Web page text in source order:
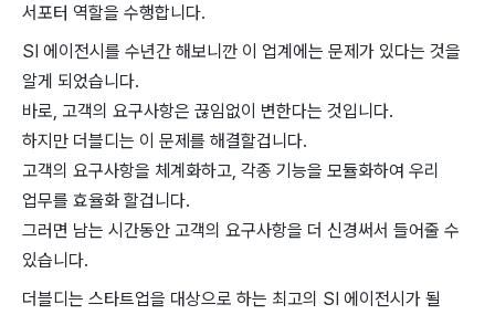
서포터 역할을 수행합니다.
SI 에이전시를 수년간 해보니깐 이 업계에는 문제가 있다는 것을
알게 되었습니다.
바로, 고객의 요구사항은 끊임없이 변한다는 것입니다.
하지만 더블디는 이 문제를 해결할겁니다.
고객의 요구사항을 체계화하고, 각종 기능을 모듈화하여 우리
업무를 효율화 할겁니다.
그러면 남는 시간동안 고객의 요구사항을 더 신경써서 들어줄 수
있습니다.
더블디는 스타트업을 대상으로 하는 최고의 SI 에이전시가 될